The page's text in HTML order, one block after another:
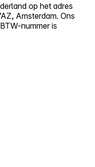
op het adres
Amsterdam. Ons
nummer is